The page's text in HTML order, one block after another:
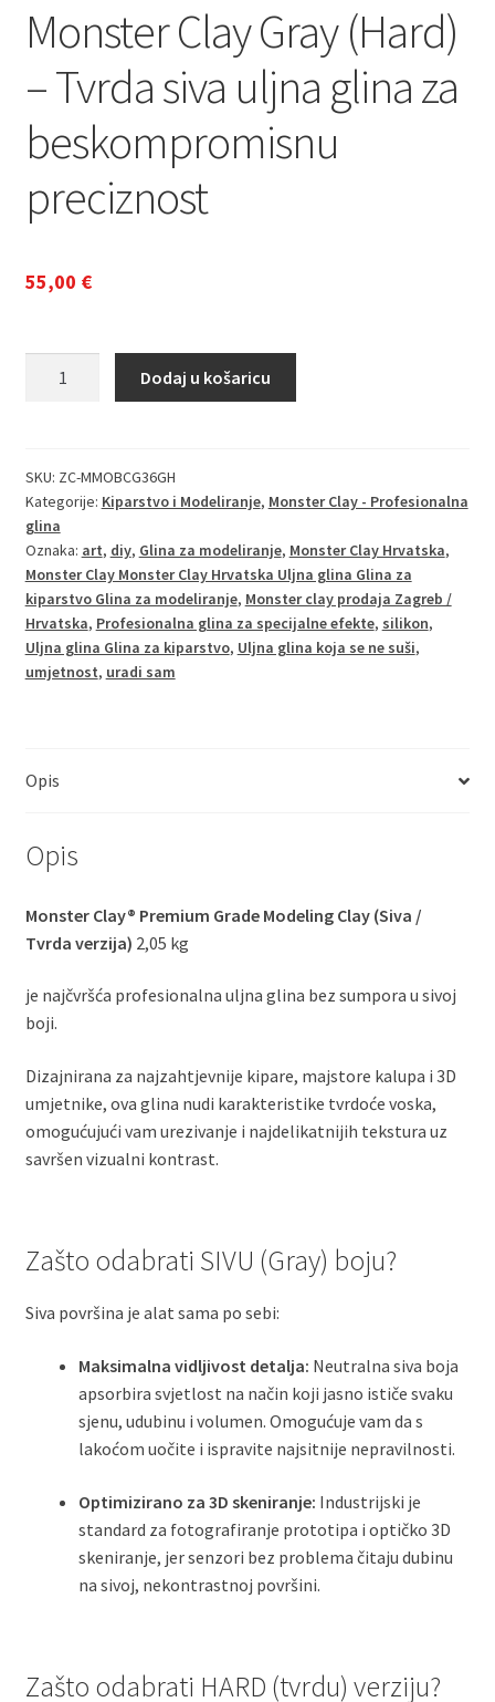
Monster Clay Gray (Hard)
– Tvrda siva uljna glina za
beskompromisnu
preciznost
55,00 €
-
Tvrda
siva
uljna
glina
za
beskompromisnu
preciznost
Dodaj u košaricu
SKU: ZC-MMOBCG36GH
Kategorije: Kiparstvo i Modeliranje, Monster Clay - Profesionalna
glina
Oznaka: art, diy, Glina za modeliranje, Monster Clay Hrvatska,
Monster Clay Monster Clay Hrvatska Uljna glina Glina za
kiparstvo Glina za modeliranje, Monster clay prodaja Zagreb /
Hrvatska, Profesionalna glina za specijalne efekte, silikon,
Uljna glina Glina za kiparstvo, Uljna glina koja se ne suši,
umjetnost, uradi sam
Opis
Opis
Monster Clay® Premium Grade Modeling Clay (Siva /
Tvrda verzija) 2,05 kg
je najčvršća profesionalna uljna glina bez sumpora u sivoj
boji.
Dizajnirana za najzahtjevnije kipare, majstore kalupa i 3D
umjetnike, ova glina nudi karakteristike tvrdoće voska,
omogućujući vam urezivanje i najdelikatnijih tekstura uz
savršen vizualni kontrast.
Zašto odabrati SIVU (Gray) boju?
Siva površina je alat sama po sebi:
Maksimalna vidljivost detalja: Neutralna siva boja
apsorbira svjetlost na način koji jasno ističe svaku
sjenu, udubinu i volumen. Omogućuje vam da s
lakoćom uočite i ispravite najsitnije nepravilnosti.
Optimizirano za 3D skeniranje: Industrijski je
standard za fotografiranje prototipa i optičko 3D
skeniranje, jer senzori bez problema čitaju dubinu
na sivoj, nekontrastnoj površini.
Zašto odabrati HARD (tvrdu) verziju?